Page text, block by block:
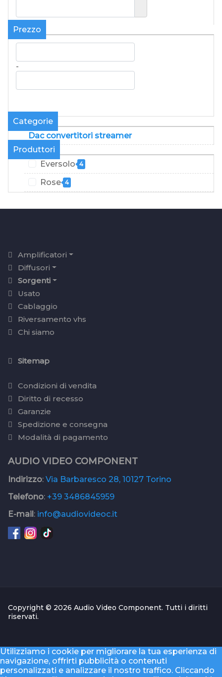
Prezzo
-
Categorie
Dac convertitori streamer
Produttori
Eversolo 4
Rose 4
Amplificatori
Diffusori
Sorgenti
Usato
Cablaggio
Riversamento vhs
Chi siamo
Sitemap
Condizioni di vendita
Diritto di recesso
Garanzie
Spedizione e consegna
Modalità di pagamento
AUDIO VIDEO COMPONENT
Indirizzo: Via Barbaresco 28, 10127 Torino
Telefono: +39 3486845959
E-mail: info@audiovideoc.it
Copyright © 2026 Audio Video Component. Tutti i diritti
riservati.
Utilizziamo i cookie per migliorare la tua esperienza di
navigazione, offrirti pubblicità o contenuti
personalizzati e analizzare il nostro traffico. Cliccando